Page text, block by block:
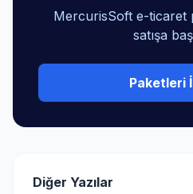
MercurisSoft e-ticaret
satışa
Paketleri
Diğer Yazılar